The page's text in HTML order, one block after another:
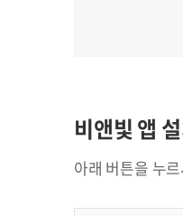
비앤빛 앱
아래 버튼을 누